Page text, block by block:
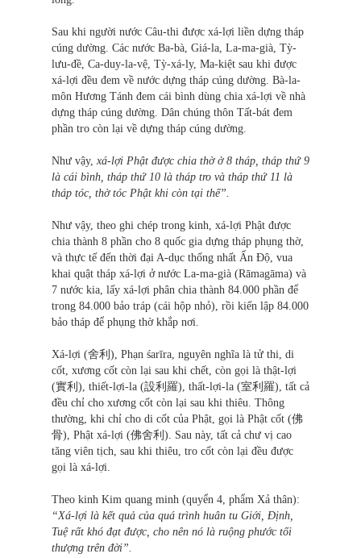
Sau khi người nước Câu-thi được xá-lợi liền dựng tháp
cúng dường. Các nước Ba-bà, Giá-la, La-ma-già, Tỳ-
lưu-đề, Ca-duy-la-vệ, Tỳ-xá-ly, Ma-kiệt sau khi được
xá-lợi đều đem về nước dựng tháp cúng dường. Bà-la-
môn Hương Tánh đem cái bình dùng chia xá-lợi về nhà
dựng tháp cúng dường. Dân chúng thôn Tất-bát đem
phần tro còn lại về dựng tháp cúng dường.
Như vậy, xá-lợi Phật được chia thờ ở 8 tháp, tháp thứ 9
là cái bình, tháp thứ 10 là tháp tro và tháp thứ 11 là
tháp tóc, thờ tóc Phật khi còn tại thế”.
Như vậy, theo ghi chép trong kinh, xá-lợi Phật được
chia thành 8 phần cho 8 quốc gia dựng tháp phụng thờ,
và thực tế đến thời đại A-dục thống nhất Ấn Độ, vua
khai quật tháp xá-lợi ở nước La-ma-già (Rāmagāma) và
7 nước kia, lấy xá-lợi phân chia thành 84.000 phần để
trong 84.000 bảo tráp (cái hộp nhỏ), rồi kiến lập 84.000
bảo tháp để phụng thờ khắp nơi.
Xá-lợi (舍利), Phạn śarīra, nguyên nghĩa là tử thi, di
cốt, xương cốt còn lại sau khi chết, còn gọi là thật-lợi
(實利), thiết-lợi-la (設利羅), thất-lợi-la (室利羅), tất cả
đều chỉ cho xương cốt còn lại sau khi thiêu. Thông
thường, khi chỉ cho di cốt của Phật, gọi là Phật cốt (佛
骨), Phật xá-lợi (佛舍利). Sau này, tất cả chư vị cao
tăng viên tịch, sau khi thiêu, tro cốt còn lại đều được
gọi là xá-lợi.
Theo kinh Kim quang minh (quyển 4, phẩm Xả thân):
“Xá-lợi là kết quả của quá trình huân tu Giới, Định,
Tuệ rất khó đạt được, cho nên nó là ruộng phước tối
thượng trên đời”.